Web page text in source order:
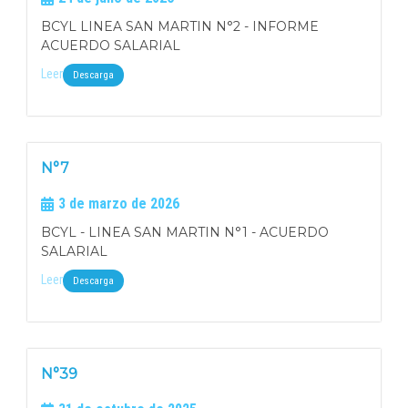
BCYL LINEA SAN MARTIN N°2 - INFORME
ACUERDO SALARIAL
Leer Descarga
N°7
3 de marzo de 2026
BCYL - LINEA SAN MARTIN N°1 - ACUERDO
SALARIAL
Leer Descarga
N°39